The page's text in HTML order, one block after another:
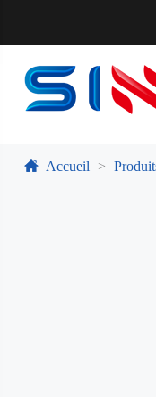
Accueil